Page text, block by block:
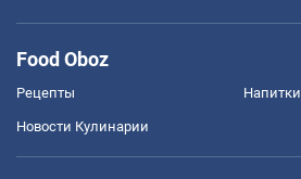
Food Oboz
Рецепты Напитки
Новости Кулинарии